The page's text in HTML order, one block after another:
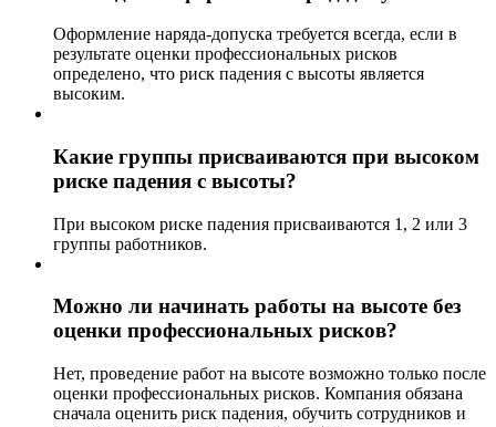
Оформление наряда-допуска требуется всегда, если в
результате оценки профессиональных рисков
определено, что риск падения с высоты является
высоким.
Какие группы присваиваются при высоком
риске падения с высоты?
При высоком риске падения присваиваются 1, 2 или 3
группы работников.
Можно ли начинать работы на высоте без
оценки профессиональных рисков?
Нет, проведение работ на высоте возможно только после
оценки профессиональных рисков. Компания обязана
сначала оценить риск падения, обучить сотрудников и